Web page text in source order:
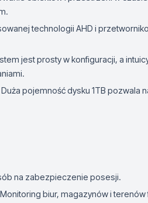
technologii AHD i
jest prosty w konfiguracji, a
Duża pojemność dysku 1TB pozwala
na zabezpieczenie posesji.
biur, magazynów i